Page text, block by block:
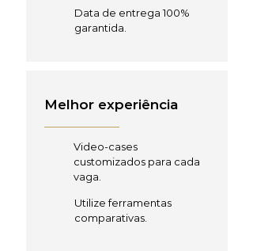
Data de entrega 100%
garantida.
Melhor experiência
Video-cases
customizados para cada
vaga.
Utilize ferramentas
comparativas.